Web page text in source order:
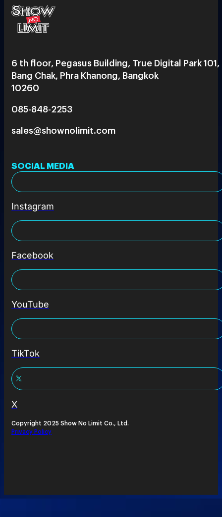
6 th floor, Pegasus Building, True Digital Park 101,
Bang Chak, Phra Khanong, Bangkok
10260
085-848-2253
sales@shownolimit.com
SOCIAL MEDIA
Instagram
Facebook
YouTube
TikTok
X
Copyright 2025 Show No Limit Co., Ltd.
Privacy Policy